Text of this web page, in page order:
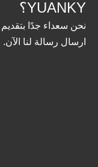
YUANKY؟
نحن سعداء جدًا بتقديم
ارسال رسالة لنا الآن.